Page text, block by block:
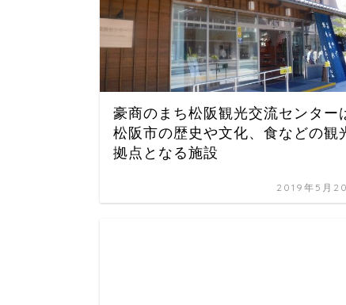
豪商のまち松阪観光交流センター
松阪市の歴史や文化、食などの観
拠点となる施設
2019年5月